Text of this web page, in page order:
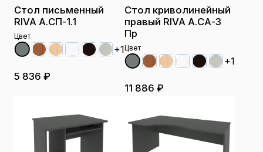
Стол письменный
RIVA А.СП-1.1
Цвет
+1
5 836 ₽
Стол криволинейный
правый RIVA А.СА-3
Пр
Цвет
+1
11 886 ₽